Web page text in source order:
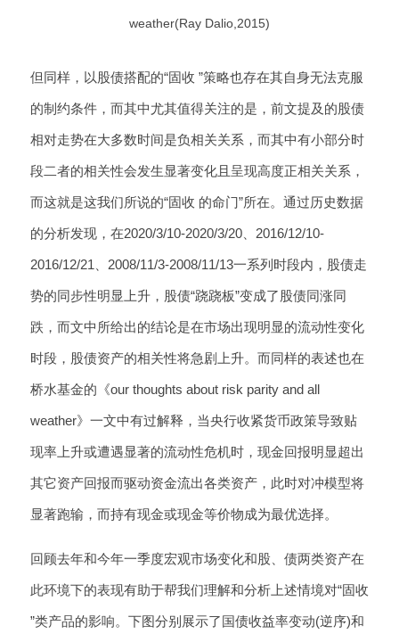
weather(Ray Dalio,2015)
但同样，以股债搭配的“固收 ”策略也存在其自身无法克服
的制约条件，而其中尤其值得关注的是，前文提及的股债
相对走势在大多数时间是负相关关系，而其中有小部分时
段二者的相关性会发生显著变化且呈现高度正相关关系，
而这就是这我们所说的“固收 的命门”所在。通过历史数据
的分析发现，在2020/3/10-2020/3/20、2016/12/10-
2016/12/21、2008/11/3-2008/11/13一系列时段内，股债走
势的同步性明显上升，股债“跷跷板”变成了股债同涨同
跌，而文中所给出的结论是在市场出现明显的流动性变化
时段，股债资产的相关性将急剧上升。而同样的表述也在
桥水基金的《our thoughts about risk parity and all
weather》一文中有过解释，当央行收紧货币政策导致贴
现率上升或遭遇显著的流动性危机时，现金回报明显超出
其它资产回报而驱动资金流出各类资产，此时对冲模型将
显著跑输，而持有现金或现金等价物成为最优选择。
回顾去年和今年一季度宏观市场变化和股、债两类资产在
此环境下的表现有助于帮我们理解和分析上述情境对“固收
”类产品的影响。下图分别展示了国债收益率变动(逆序)和